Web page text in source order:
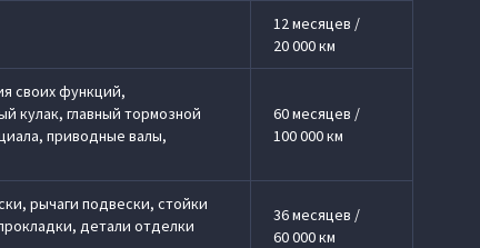
12 месяцев /
20 000 км
своих функций,
кулак, главный тормозной
приводные валы,
60 месяцев /
100 000 км
рычаги подвески, стойки
детали отделки
36 месяцев /
60 000 км